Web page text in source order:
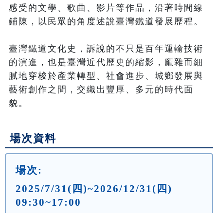
感受的文學、歌曲、影片等作品，沿著時間線
鋪陳，以民眾的角度述說臺灣鐵道發展歷程。
臺灣鐵道文化史，訴說的不只是百年運輸技術
的演進，也是臺灣近代歷史的縮影，龐雜而細
膩地穿梭於產業轉型、社會進步、城鄉發展與
藝術創作之間，交織出豐厚、多元的時代面
貌。
場次資料
場次:
2025/7/31(四)~2026/12/31(四)
09:30~17:00